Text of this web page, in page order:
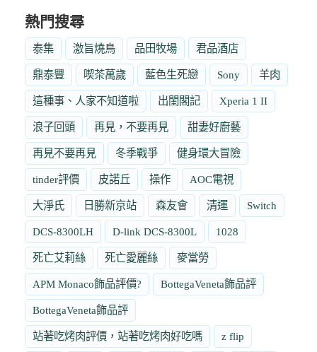
熱門搜尋
泰集 激旨燒鳥 品田牧場 君品酒店
鼎泰豐 喫茶萬歲 藍色生死戀 Sony 羊肉
這種事、人家不知道啦 出閨閣記 Xperia 1 II
浪子回頭 再見，不要再見 甜妻好廚藝
再見不要再見 冬季戰爭 健身環大冒險
tinder評價 皮諾丘 操作 AOC電視
大淨氏 日勝新京站 森友會 清運 Switch
DCS-8300LH D-link DCS-8300L 1028
死亡艾莉絲 死亡愛麗絲 麥當勞
APM Monaco飾品評價? BottegaVeneta飾品評
BottegaVeneta飾品評
站著吃烤肉評價，站著吃烤肉好吃嗎 z flip